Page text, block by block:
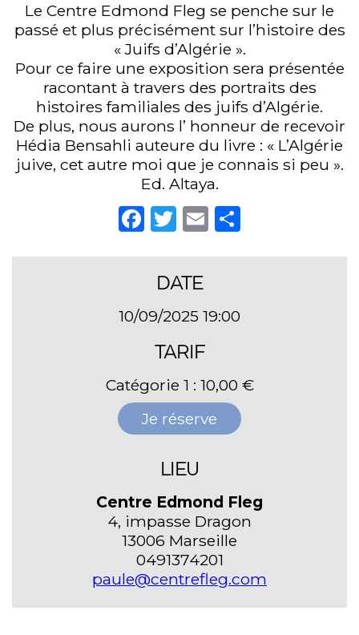
Le Centre Edmond Fleg se penche sur le
passé et plus précisément sur l’histoire des
« Juifs d’Algérie ».
Pour ce faire une exposition sera présentée
racontant à travers des portraits des
histoires familiales des juifs d’Algérie.
De plus, nous aurons l’ honneur de recevoir
Hédia Bensahli auteure du livre : « L’Algérie
juive, cet autre moi que je connais si peu ».
Ed. Altaya.
Facebook
Twitter
Email
DATE
10/09/2025 19:00
TARIF
Catégorie 1 : 10,00 €
Je réserve
LIEU
Centre Edmond Fleg
4, impasse Dragon
13006 Marseille
0491374201
paule@centrefleg.com